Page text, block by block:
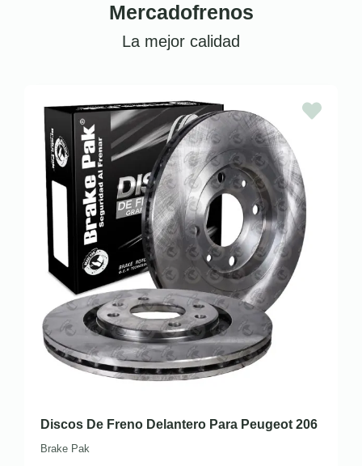
Mercadofrenos
La mejor calidad
Discos De Freno Delantero Para Peugeot 206
Brake Pak